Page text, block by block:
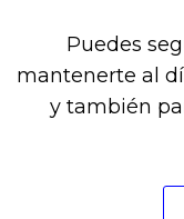
Puedes
mantenerte al
y también